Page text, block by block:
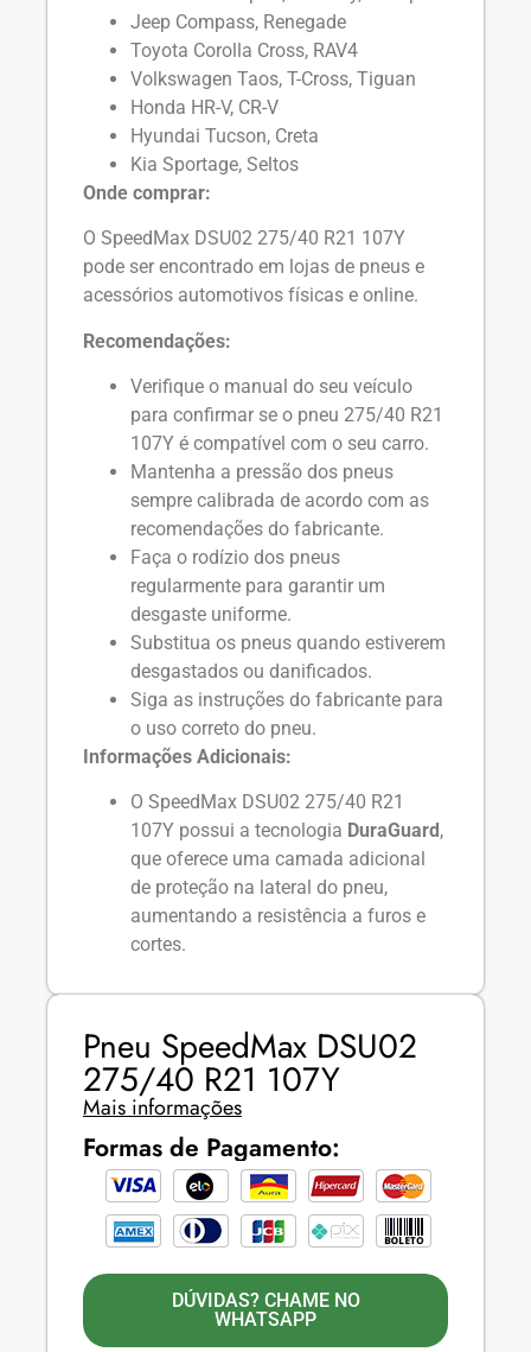
Jeep Compass, Renegade
Toyota Corolla Cross, RAV4
Volkswagen Taos, T-Cross, Tiguan
Honda HR-V, CR-V
Hyundai Tucson, Creta
Kia Sportage, Seltos
Onde comprar:
O SpeedMax DSU02 275/40 R21 107Y
pode ser encontrado em lojas de pneus e
acessórios automotivos físicas e online.
Recomendações:
Verifique o manual do seu veículo
para confirmar se o pneu 275/40 R21
107Y é compatível com o seu carro.
Mantenha a pressão dos pneus
sempre calibrada de acordo com as
recomendações do fabricante.
Faça o rodízio dos pneus
regularmente para garantir um
desgaste uniforme.
Substitua os pneus quando estiverem
desgastados ou danificados.
Siga as instruções do fabricante para
o uso correto do pneu.
Informações Adicionais:
O SpeedMax DSU02 275/40 R21
107Y possui a tecnologia DuraGuard ,
que oferece uma camada adicional
de proteção na lateral do pneu,
aumentando a resistência a furos e
cortes.
Pneu SpeedMax DSU02
275/40 R21 107Y
Mais informações
Formas de Pagamento:
DÚVIDAS? CHAME NO
WHATSAPP